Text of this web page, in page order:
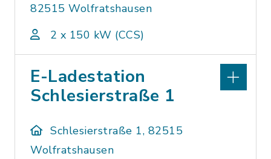
82515 Wolfratshausen
2 x 150 kW (CCS)
E-Ladestation
Schlesierstraße 1
Schlesierstraße 1, 82515
Wolfratshausen